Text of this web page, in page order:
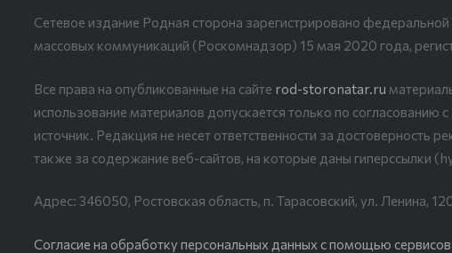
Сетевое издание Родная сторона зарегистрировано
массовых коммуникаций (Роскомнадзор) 15 мая 2020 года,
Все права на опубликованные на сайте rod-storonatar.ru
использование материалов допускается только по согласованию
источник. Редакция не несет ответственности за достоверность
также за содержание веб-сайтов, на которые даны
Адрес: 346050, Ростовская область, п. Тарасовский, ул. Ленина,
Согласие на обработку персональных данных с помощью